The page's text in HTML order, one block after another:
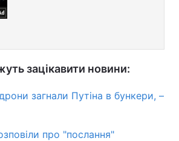
зацікавити новини:
загнали Путіна в бункери, –
про "послання"